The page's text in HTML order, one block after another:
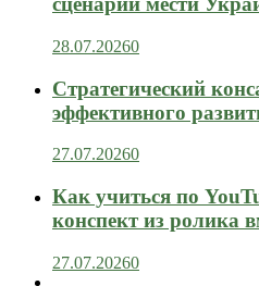
28.07.20260
Стратегический
эффективного
27.07.20260
Как учиться по
конспект из ролика
27.07.20260